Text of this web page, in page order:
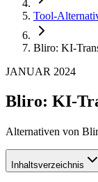
Tool-
Bliro: KI-
JANUAR 2024
Bliro: KI-
Alternativen von
Inhaltsverzeichnis